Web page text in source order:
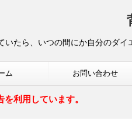
いたら、いつの間にか自分のダ
ム お問い合わせ
利用しています。